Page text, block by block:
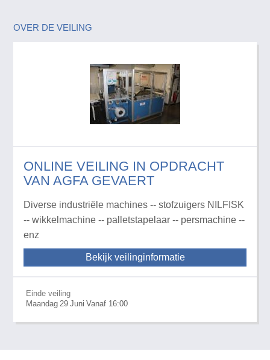
OVER DE VEILING
ONLINE VEILING IN OPDRACHT
VAN AGFA GEVAERT
Diverse industriële machines -- stofzuigers NILFISK
-- wikkelmachine -- palletstapelaar -- persmachine --
enz
Bekijk veilinginformatie
Einde veiling
Maandag 29 Juni Vanaf 16:00